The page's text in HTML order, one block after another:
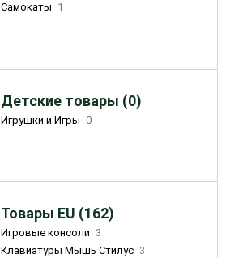
Самокаты 1
Детские товары (0)
Игрушки и Игры 0
Товары EU (162)
Игровые консоли 3
Клавиатуры Мышь Стилус 3